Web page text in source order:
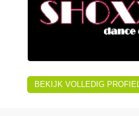
BEKIJK VOLLEDIG PROFIEL